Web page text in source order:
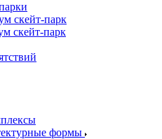
скейт-парк
скейт-парк
формы